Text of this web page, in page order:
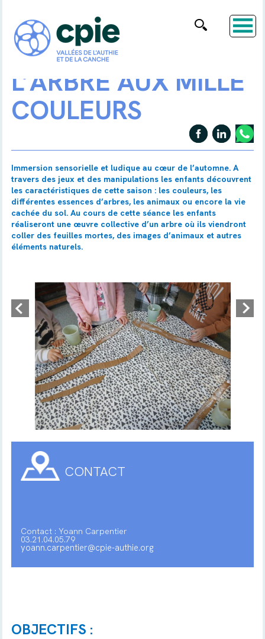
L’ARBRE AUX MILLE
COULEURS
Immersion sensorielle et ludique au cœur de l’automne. A
travers des jeux et des manipulations les enfants découvrent
les caractéristiques de cette saison : les couleurs, les
différentes essences d’arbres, les animaux ou encore la vie
cachée du sol. Au cours de cette séance les enfants
réaliseront une œuvre collective d’un arbre où ils viendront
coller des feuilles mortes, des images d’animaux et autres
éléments naturels.
CONTACT
Contact : Yoann Carpentier
03.21.04.05.79
yoann.carpentier@cpie-authie.org
OBJECTIFS :